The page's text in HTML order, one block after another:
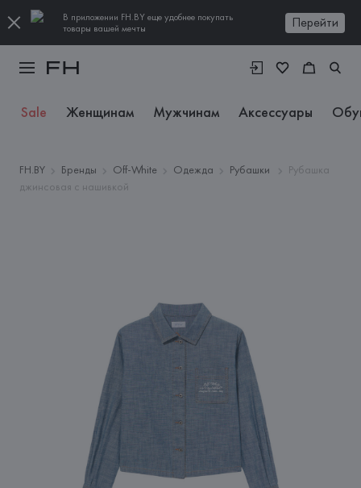
В приложении FH.BY еще удобнее покупать
товары вашей мечты
Перейти
Sale Женщинам Мужчинам Аксессуары
FH.BY Бренды Off-White Одежда Рубашки
Рубашка
джинсовая с нашивкой